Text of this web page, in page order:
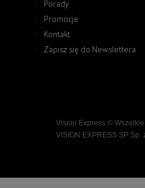
Porady
Promocje
Kontakt
Zapisz się do Newslettera
Vision Express ©
VISION EXPRESS SP